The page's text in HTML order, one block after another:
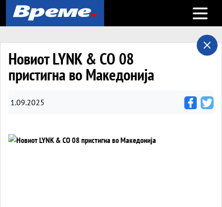
Open
Новиот LYNK & CO 08
пристигна во Македонија
1.09.2025